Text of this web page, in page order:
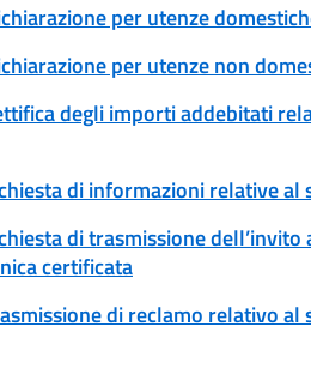
per utenze
per utenze non
degli importi addebitati
di informazioni relative
di trasmissione
certificata
di reclamo relativo